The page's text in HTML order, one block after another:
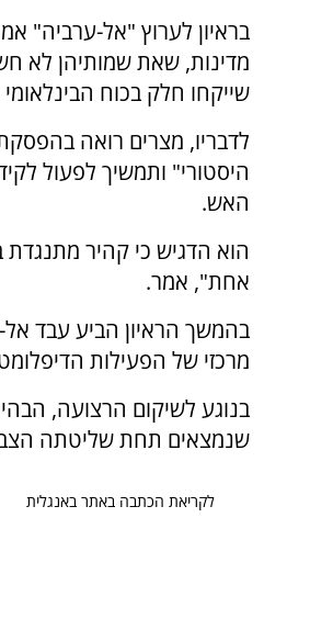
בראיון לערוץ "אל-ערביה"
מדינות, שאת שמותיהן לא
שייקחו חלק בכוח
לדבריו, מצרים רואה
היסטורי" ותמשיך לפעול
האש.
הוא הדגיש כי קהיר מתנגדת
אחת", אמר.
בהמשך הראיון הביע עבד
מרכזי של הפעילות
בנוגע לשיקום הרצועה,
שנמצאים תחת שליטתה
לקריאת הכתבה באתר באנגלית